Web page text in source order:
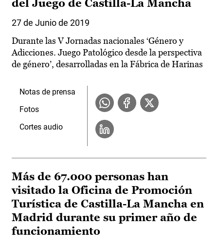
del Juego de Castilla-La Mancha
27 de Junio de 2019
Durante las V Jornadas nacionales ‘Género y
Adicciones. Juego Patológico desde la perspectiva
de género’, desarrolladas en la Fábrica de Harinas
Notas de prensa
Fotos
Cortes audio
Más de 67.000 personas han
visitado la Oficina de Promoción
Turística de Castilla-La Mancha en
Madrid durante su primer año de
funcionamiento